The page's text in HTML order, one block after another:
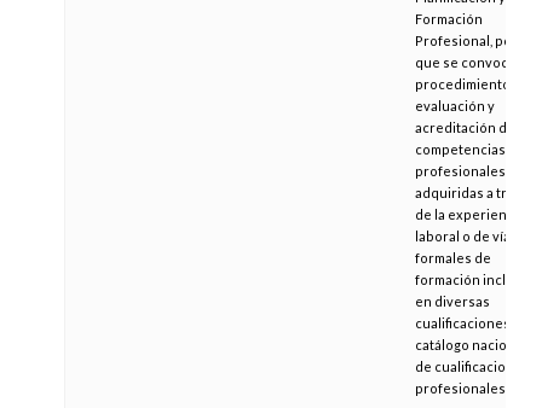
Formación
Profesional, por la
que se convoca el
procedimiento de
evaluación y
acreditación de
competencias
profesionales
adquiridas a través
de la experiencia
laboral o de vías no
formales de
formación incluidas
en diversas
cualificaciones del
catálogo nacional
de cualificaciones
profesionales